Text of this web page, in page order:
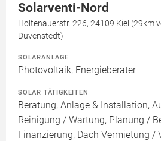
Solarventi-Nord
Holtenauerstr. 226, 24109 Kiel (29km
Duvenstedt)
SOLARANLAGE
Photovoltaik, Energieberater
SOLAR TÄTIGKEITEN
Beratung, Anlage & Installation,
Reinigung / Wartung, Planung /
Finanzierung, Dach Vermietung /